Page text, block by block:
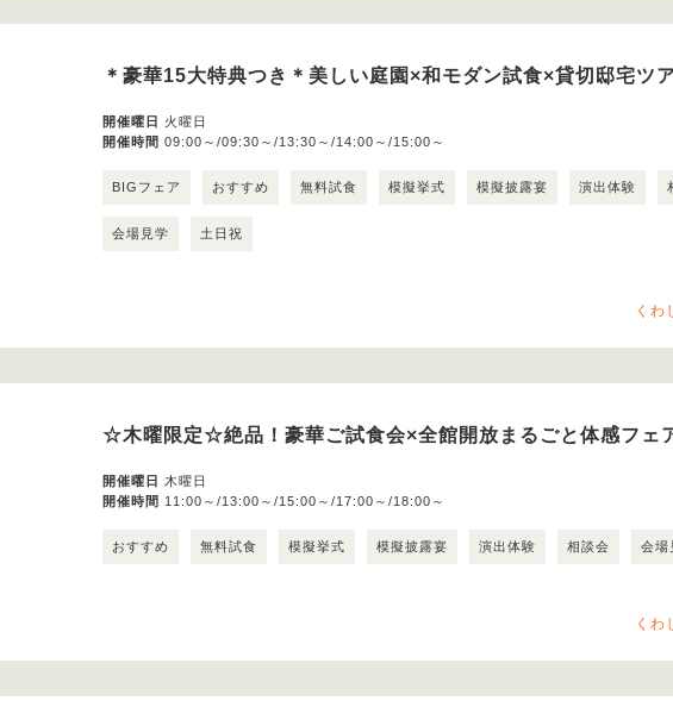
＊豪華15大特典つき＊美しい庭園×和モダン試食×貸切邸宅ツ
開催曜日
火曜日
開催時間 09:00～/09:30～/13:30～/14:00～/15:00～
BIGフェア おすすめ 無料試食 模擬挙式 模擬披露宴 演出体験
会場見学 土日祝
くわ
☆木曜限定☆絶品！豪華ご試食会×全館開放まるごと体感フェ
開催曜日
木曜日
開催時間 11:00～/13:00～/15:00～/17:00～/18:00～
おすすめ 無料試食 模擬挙式 模擬披露宴 演出体験 相談会 会場
くわ